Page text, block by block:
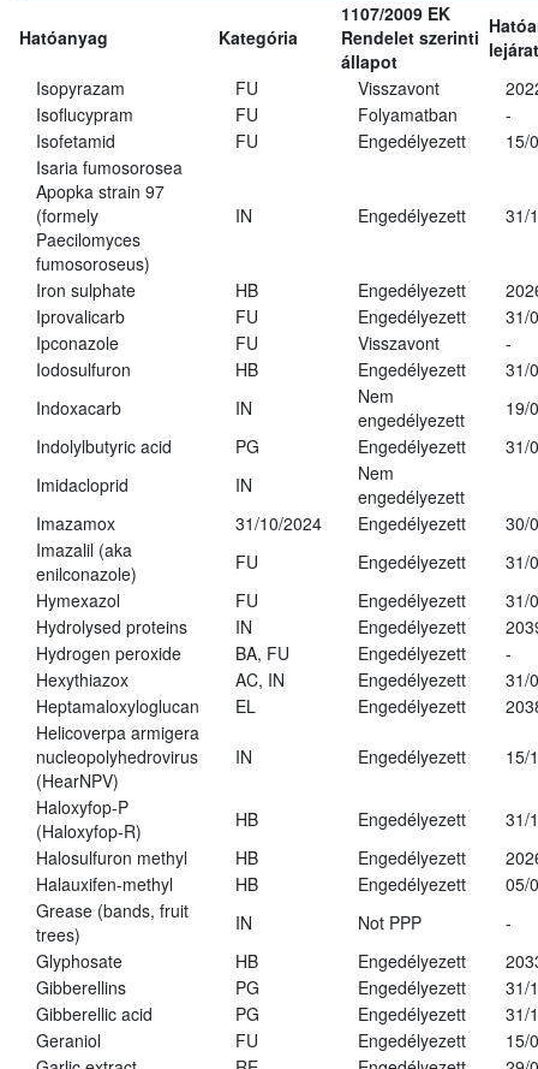
Hatóanyag Kategória
1107/2009 EK
Rendelet szerinti
állapot
Isopyrazam
FU Visszavont
Isoflucypram
FU Folyamatban
-
Isofetamid
FU Engedélyezett
15/
Isaria fumosorosea
Apopka strain 97
(formely
Paecilomyces
fumosoroseus)
IN Engedélyezett 31/
Iron sulphate HB Engedélyezett
Iprovalicarb
FU Engedélyezett
31/
Ipconazole
FU Visszavont
-
Iodosulfuron
HB Engedélyezett
31/
Indoxacarb
IN
Nem
engedélyezett
19/
Indolylbutyric acid
PG Engedélyezett
31/
Imidacloprid
IN
Nem
engedélyezett
Imazamox
31/10/2024 Engedélyezett
30/
Imazalil (aka
enilconazole)
FU Engedélyezett
31/
Hymexazol
FU Engedélyezett
31/
Hydrolysed proteins
IN Engedélyezett
Hydrogen peroxide
BA, FU Engedélyezett
-
Hexythiazox
AC, IN Engedélyezett
31/
Heptamaloxyloglucan
EL Engedélyezett
Helicoverpa armigera
nucleopolyhedrovirus
(HearNPV)
IN Engedélyezett 15/
Haloxyfop-P
(Haloxyfop-R)
HB Engedélyezett
31/
Halosulfuron methyl
HB Engedélyezett
Halauxifen-methyl
HB Engedélyezett
05/
Grease (bands, fruit
trees)
IN Not PPP
-
Glyphosate
HB Engedélyezett
Gibberellins
PG Engedélyezett
31/
Gibberellic acid
PG Engedélyezett
31/
Geraniol
FU Engedélyezett
15/